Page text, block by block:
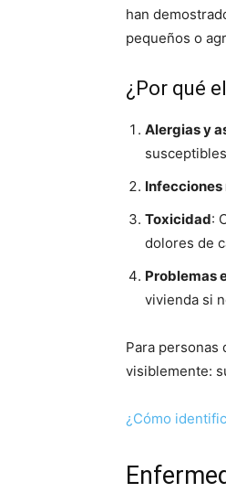
han
pequeños o
¿Por qué
Alergias y
Toxicidad:
dolores de
Problemas
vivienda si
Para personas
visiblemente:
¿Cómo